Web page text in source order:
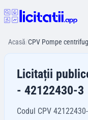
Acasă/CPV Pompe
Licitații
- 42122430-3
Codul CPV